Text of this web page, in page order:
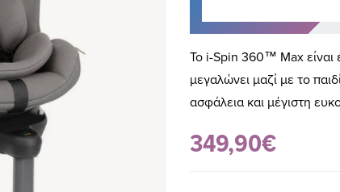
Το i-Spin 360™ Max είναι
μεγαλώνει μαζί με το
ασφάλεια και μέγιστη
349,90€